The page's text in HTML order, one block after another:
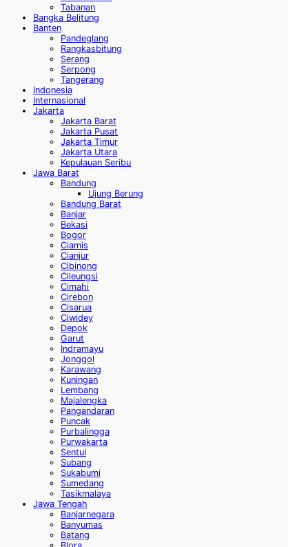
Tabanan
Bangka Belitung
Banten
Pandeglang
Rangkasbitung
Serang
Serpong
Tangerang
Indonesia
Internasional
Jakarta
Jakarta Barat
Jakarta Pusat
Jakarta Timur
Jakarta Utara
Kepulauan Seribu
Jawa Barat
Bandung
Ujung Berung
Bandung Barat
Banjar
Bekasi
Bogor
Ciamis
Cianjur
Cibinong
Cileungsi
Cimahi
Cirebon
Cisarua
Ciwidey
Depok
Garut
Indramayu
Jonggol
Karawang
Kuningan
Lembang
Majalengka
Pangandaran
Puncak
Purbalingga
Purwakarta
Sentul
Subang
Sukabumi
Sumedang
Tasikmalaya
Jawa Tengah
Banjarnegara
Banyumas
Batang